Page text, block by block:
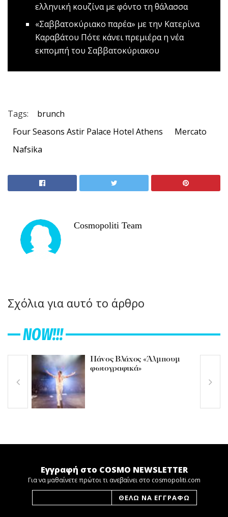
ελληνική κουζίνα με φόντο τη θάλασσα
«Σαββατοκύριακο παρέα» με την Κατερίνα
Καραβάτου Πότε κάνει πρεμιέρα η νέα
εκπομπή του Σαββατοκύριακου
Tags:
brunch
Four Seasons Astir Palace Hotel Athens
Mercato
Nafsika
Cosmopoliti Team
Σχόλια για αυτό το άρθρο
NOW!!!
Πάνος Βλάχος «Άλμπουμ
φωτογραφικά»
Εγγραφή στο COSMO NEWSLETTER
Για να μαθαίνετε πρώτοι τι ανεβαίνει στο cosmopoliti.com